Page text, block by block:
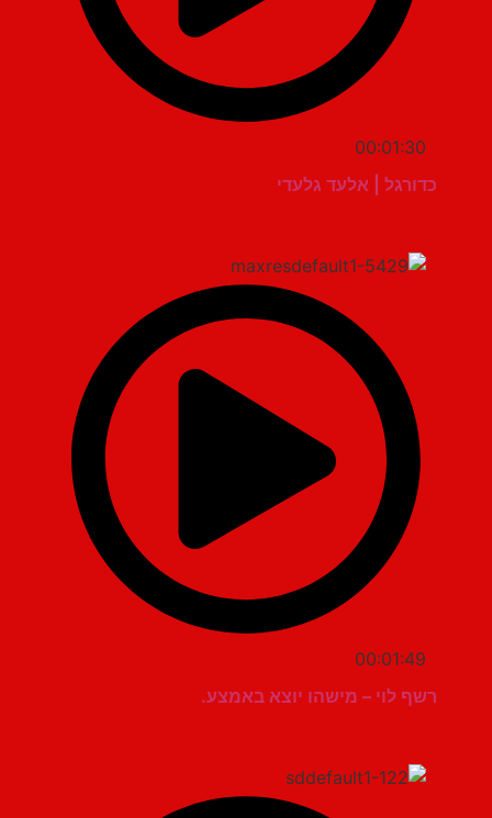
00:01:30
כדורגל | אלעד גלעדי
00:01:49
רשף לוי – מישהו יוצא באמצע.